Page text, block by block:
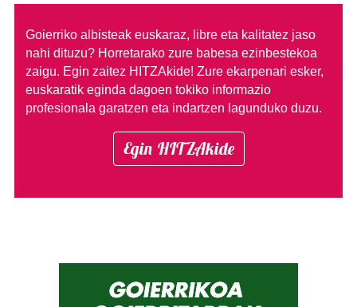
Goierriko albisteak euskaraz, libre eta kalitatez jaso
nahi dituzu? Horretarako zure babesa ezinbestekoa
zaigu. Egin zaitez HITZAkide! Zure ekarpenari esker,
euskaratik eginda dagoen tokiko informazio
profesionala garatzen eta indartzen lagunduko duzu.
Egin HITZAkide